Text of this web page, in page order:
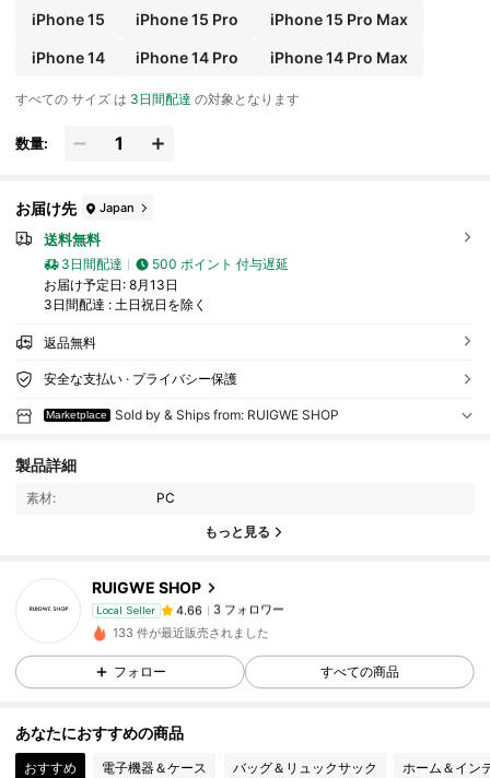
iPhone 15 iPhone 15 Pro iPhone 15 Pro Max
iPhone 14 iPhone 14 Pro iPhone 14 Pro Max
すべての サイズ は 3日間配達 の対象となります
数量:
お届け先 Japan
送料無料
3日間配達
500 ポイント 付与遅延
お届け予定日: 8月13日
3日間配達 : 土日祝日を除く
返品無料
安全な支払い · プライバシー保護
Marketplace Sold by & Ships from: RUIGWE SHOP
製品詳細
素材: PC
もっと見る
RUIGWE SHOP
Local Seller
3 フォロワー
4.66
8***9が1日前 にフォローしました
4.66
3 フォロワー
133 件が最近販売されました
フォロー すべての商品
あなたにおすすめの商品
おすすめ 電子機器＆ケース バッグ＆リュックサック ホーム＆イン